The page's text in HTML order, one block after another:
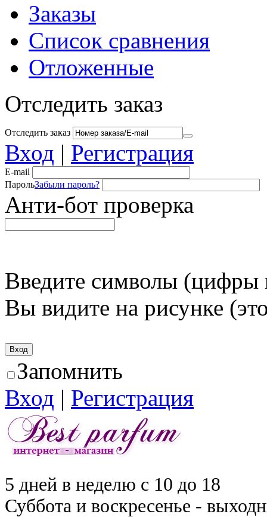
Заказы
Список сравнения
Отложенные
Отследить заказ
Отследить заказ
Вход | Регистрация
E-mail
ПарольЗабыли пароль?
Анти-бот проверка
Введите символы (цифры
Вы видите на рисунке
Запомнить
Вход | Регистрация
5 дней в неделю с 10 до 18
Суббота и воскресенье -